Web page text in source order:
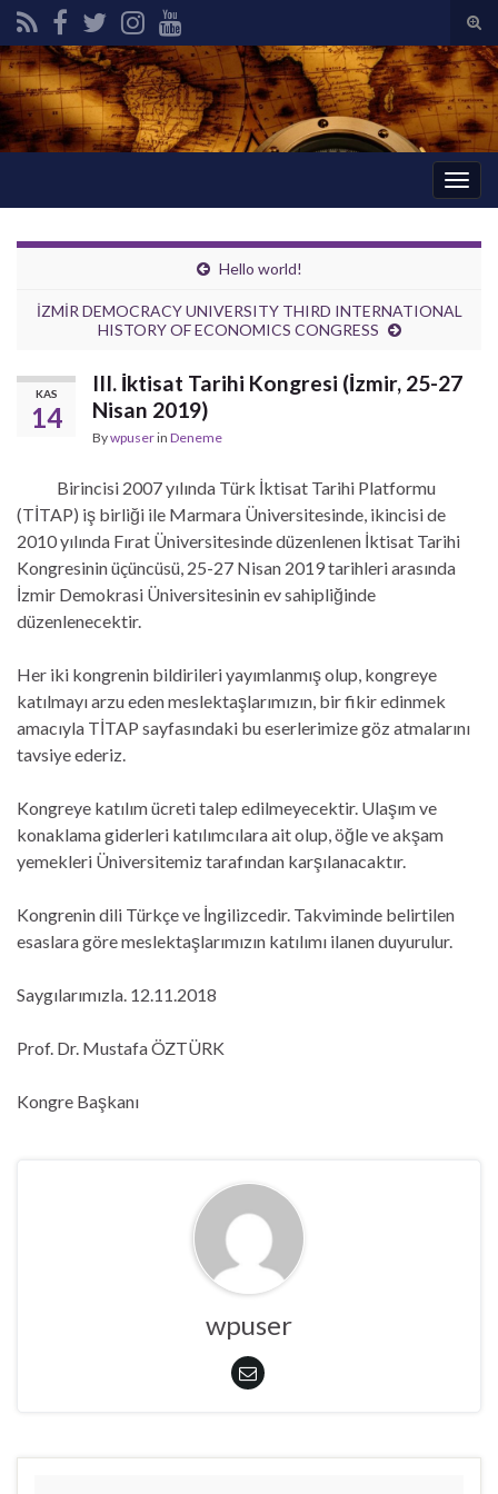
Search for:
Hello world!
İZMİR DEMOCRACY UNIVERSITY THIRD INTERNATIONAL
HISTORY OF ECONOMICS CONGRESS
KAS
14
III. İktisat Tarihi Kongresi (İzmir, 25-27
Nisan 2019)
Bywpuserin Deneme
Birincisi 2007 yılında Türk İktisat Tarihi Platformu
(TİTAP) iş birliği ile Marmara Üniversitesinde, ikincisi de
2010 yılında Fırat Üniversitesinde düzenlenen İktisat Tarihi
Kongresinin üçüncüsü, 25-27 Nisan 2019 tarihleri arasında
İzmir Demokrasi Üniversitesinin ev sahipliğinde
düzenlenecektir.
Her iki kongrenin bildirileri yayımlanmış olup, kongreye
katılmayı arzu eden meslektaşlarımızın, bir fikir edinmek
amacıyla TİTAP sayfasındaki bu eserlerimize göz atmalarını
tavsiye ederiz.
Kongreye katılım ücreti talep edilmeyecektir. Ulaşım ve
konaklama giderleri katılımcılara ait olup, öğle ve akşam
yemekleri Üniversitemiz tarafından karşılanacaktır.
Kongrenin dili Türkçe ve İngilizcedir. Takviminde belirtilen
esaslara göre meslektaşlarımızın katılımı ilanen duyurulur.
Saygılarımızla. 12.11.2018
Prof. Dr. Mustafa ÖZTÜRK
Kongre Başkanı
wpuser